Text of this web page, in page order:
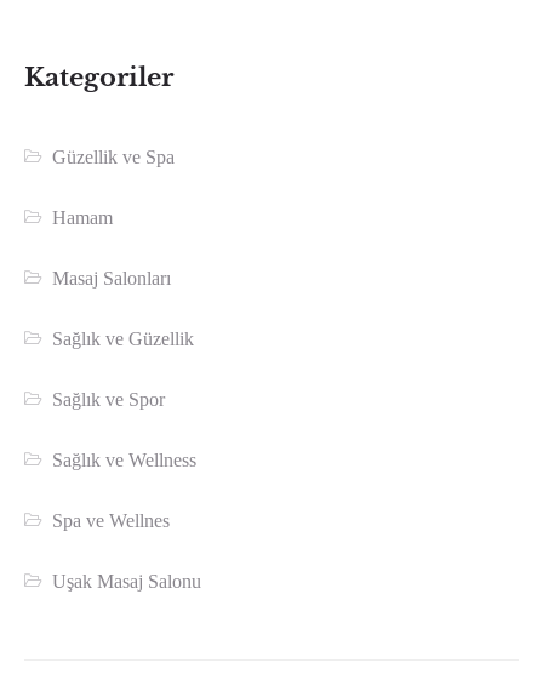
Kategoriler
Güzellik ve Spa
Hamam
Masaj Salonları
Sağlık ve Güzellik
Sağlık ve Spor
Sağlık ve Wellness
Spa ve Wellnes
Uşak Masaj Salonu